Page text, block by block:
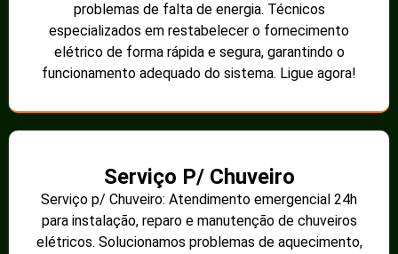
problemas de falta de energia. Técnicos
especializados em restabelecer o fornecimento
elétrico de forma rápida e segura, garantindo o
funcionamento adequado do sistema. Ligue agora!
Serviço P/ Chuveiro
Serviço p/ Chuveiro: Atendimento emergencial 24h
para instalação, reparo e manutenção de chuveiros
elétricos. Solucionamos problemas de aquecimento,